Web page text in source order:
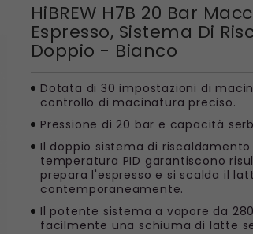
HiBREW H7B 20 Bar
Espresso, Sistema Di
Doppio - Bianco
Dotata di 30 impostazioni di
controllo di macinatura preciso.
Pressione di 20 bar e capacità
Il doppio sistema di
temperatura PID garantiscono
prepara l'espresso e si scalda il
contemporaneamente.
Il potente sistema a vapore da
facilmente una schiuma di latte